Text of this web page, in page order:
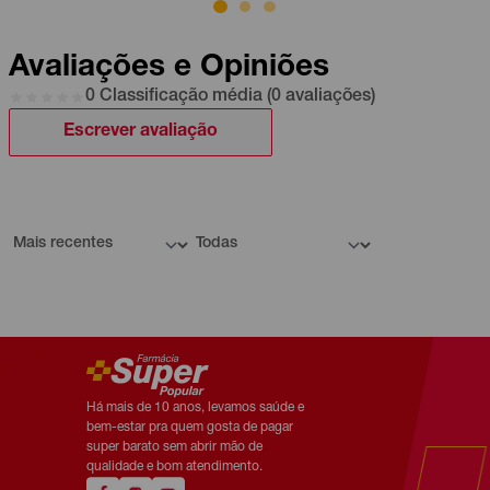
Avaliações e Opiniões
0 Classificação média (0 avaliações)
Escrever avaliação
Há mais de 10 anos, levamos saúde e
bem-estar pra quem gosta de pagar
super barato sem abrir mão de
qualidade e bom atendimento.